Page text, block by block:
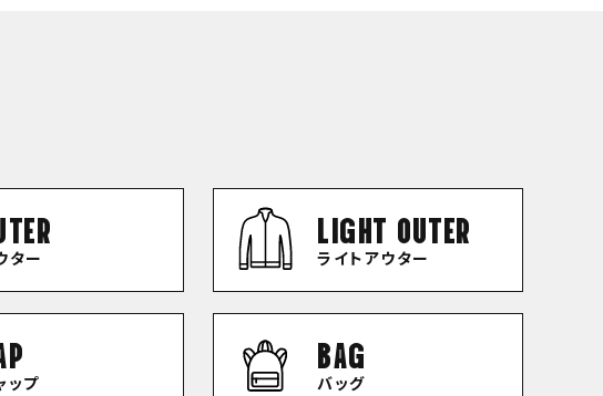
ター
LIGHT OUTER
ライトアウター
ップ
BAG
バッグ